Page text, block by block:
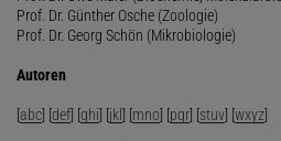
Prof. Dr. Günther Osche (Zoologie)
Prof. Dr. Georg Schön (Mikrobiologie)
Autoren
[abc] [def] [ghi] [jkl] [mno] [pqr] [stuv] [wxyz]